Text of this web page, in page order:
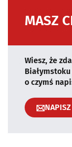
MASZ
Wiesz, że
o czymś